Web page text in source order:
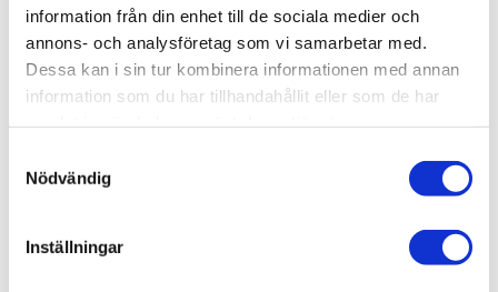
information från din enhet till de sociala medier och
annons- och analysföretag som vi samarbetar med.
Dessa kan i sin tur kombinera informationen med annan
information som du har tillhandahållit eller som de har
Nödvändig
Inställningar
Produkten innehåller extremt brandfarlig aerosol.